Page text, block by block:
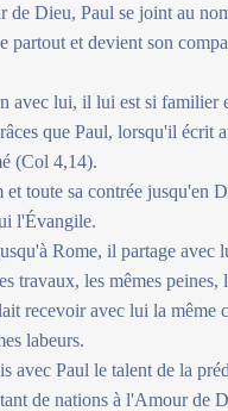
de Dieu, Paul se joint au
partout et devient son
avec lui, il lui est si familier
que Paul, lorsqu'il écrit
(Col 4,14).
et toute sa contrée jusqu'en
l'Évangile.
Rome, il partage avec
travaux, les mêmes peines,
recevoir avec lui la même
labeurs.
avec Paul le talent de la
de nations à l'Amour de